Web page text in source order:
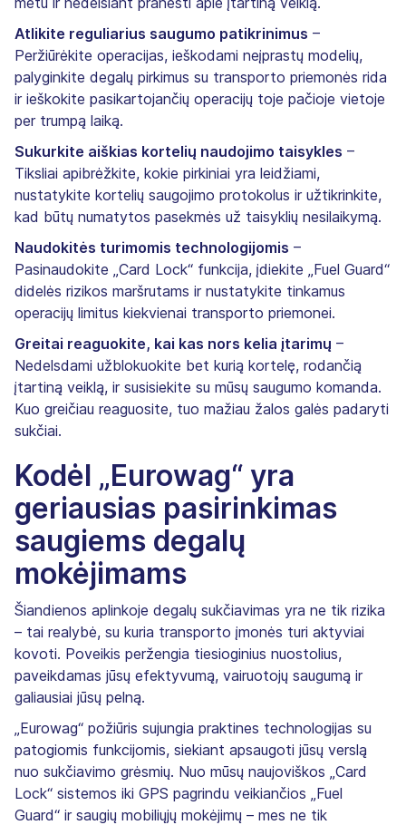
Atlikite reguliarius saugumo patikrinimus –
Peržiūrėkite operacijas, ieškodami neįprastų modelių,
palyginkite degalų pirkimus su transporto priemonės rida
ir ieškokite pasikartojančių operacijų toje pačioje vietoje
per trumpą laiką.
Sukurkite aiškias kortelių naudojimo taisykles –
Tiksliai apibrėžkite, kokie pirkiniai yra leidžiami,
nustatykite kortelių saugojimo protokolus ir užtikrinkite,
kad būtų numatytos pasekmės už taisyklių nesilaikymą.
Naudokitės turimomis technologijomis –
Pasinaudokite „Card Lock“ funkcija, įdiekite „Fuel Guard“
didelės rizikos maršrutams ir nustatykite tinkamus
operacijų limitus kiekvienai transporto priemonei.
Greitai reaguokite, kai kas nors kelia įtarimų –
Nedelsdami užblokuokite bet kurią kortelę, rodančią
įtartiną veiklą, ir susisiekite su mūsų saugumo komanda.
Kuo greičiau reaguosite, tuo mažiau žalos galės padaryti
sukčiai.
Kodėl „Eurowag“ yra
geriausias pasirinkimas
saugiems degalų
mokėjimams
Šiandienos aplinkoje degalų sukčiavimas yra ne tik rizika
– tai realybė, su kuria transporto įmonės turi aktyviai
kovoti. Poveikis peržengia tiesioginius nuostolius,
paveikdamas jūsų efektyvumą, vairuotojų saugumą ir
galiausiai jūsų pelną.
„Eurowag“ požiūris sujungia praktines technologijas su
patogiomis funkcijomis, siekiant apsaugoti jūsų verslą
nuo sukčiavimo grėsmių. Nuo mūsų naujoviškos „Card
Lock“ sistemos iki GPS pagrindu veikiančios „Fuel
Guard“ ir saugių mobiliųjų mokėjimų – mes ne tik